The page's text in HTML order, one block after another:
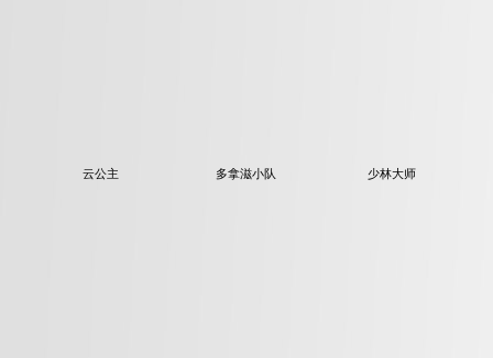
云公主 多拿滋小队 少林大师